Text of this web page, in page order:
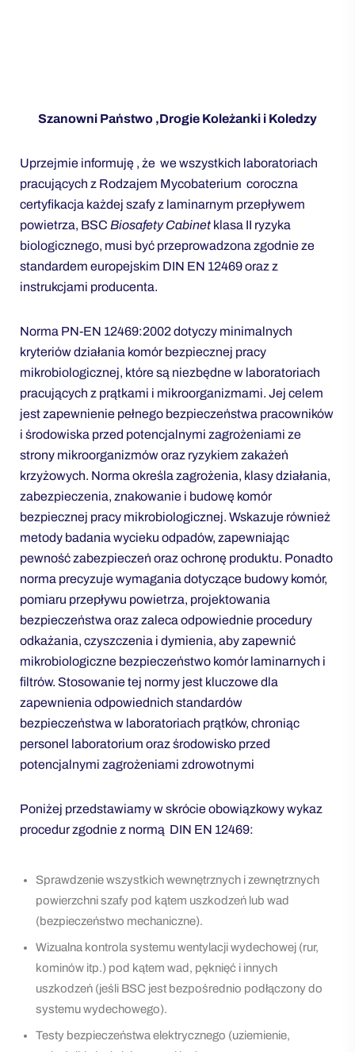
Szanowni Państwo ,Drogie Koleżanki i Koledzy
Uprzejmie informuję , że we wszystkich laboratoriach
pracujących z Rodzajem Mycobaterium coroczna
certyfikacja każdej szafy z laminarnym przepływem
powietrza, BSC Biosafety Cabinet klasa II ryzyka
biologicznego, musi być przeprowadzona zgodnie ze
standardem europejskim DIN EN 12469 oraz z
instrukcjami producenta.
Norma PN-EN 12469:2002 dotyczy minimalnych
kryteriów działania komór bezpiecznej pracy
mikrobiologicznej, które są niezbędne w laboratoriach
pracujących z prątkami i mikroorganizmami. Jej celem
jest zapewnienie pełnego bezpieczeństwa pracowników
i środowiska przed potencjalnymi zagrożeniami ze
strony mikroorganizmów oraz ryzykiem zakażeń
krzyżowych. Norma określa zagrożenia, klasy działania,
zabezpieczenia, znakowanie i budowę komór
bezpiecznej pracy mikrobiologicznej. Wskazuje również
metody badania wycieku odpadów, zapewniając
pewność zabezpieczeń oraz ochronę produktu. Ponadto
norma precyzuje wymagania dotyczące budowy komór,
pomiaru przepływu powietrza, projektowania
bezpieczeństwa oraz zaleca odpowiednie procedury
odkażania, czyszczenia i dymienia, aby zapewnić
mikrobiologiczne bezpieczeństwo komór laminarnych i
filtrów. Stosowanie tej normy jest kluczowe dla
zapewnienia odpowiednich standardów
bezpieczeństwa w laboratoriach prątków, chroniąc
personel laboratorium oraz środowisko przed
potencjalnymi zagrożeniami zdrowotnymi
Poniżej przedstawiamy w skrócie obowiązkowy wykaz
procedur zgodnie z normą DIN EN 12469:
Sprawdzenie wszystkich wewnętrznych i zewnętrznych
powierzchni szafy pod kątem uszkodzeń lub wad
(bezpieczeństwo mechaniczne).
Wizualna kontrola systemu wentylacji wydechowej (rur,
kominów itp.) pod kątem wad, pęknięć i innych
uszkodzeń (jeśli BSC jest bezpośrednio podłączony do
systemu wydechowego).
Testy bezpieczeństwa elektrycznego (uziemienie,